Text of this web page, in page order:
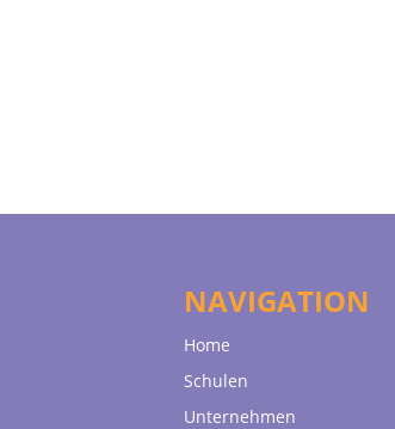
NAVIGATION
Home
Schulen
Unternehmen